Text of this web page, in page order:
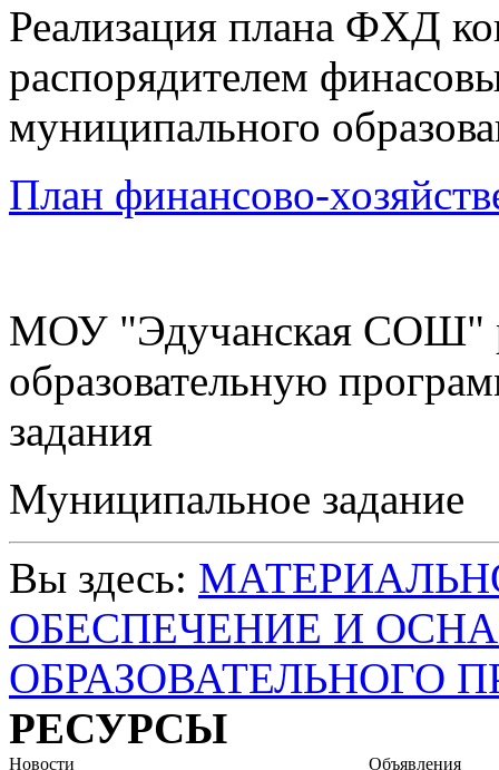
Реализация плана ФХД
распорядителем
муниципального
План финансово-
МОУ "Эдучанская СОШ"
образовательную
задания
Муниципальное задание
Вы здесь:
ОБЕСПЕЧЕНИЕ И
ОБРАЗОВАТЕЛЬНОГО
РЕСУРСЫ
Новости Объявления